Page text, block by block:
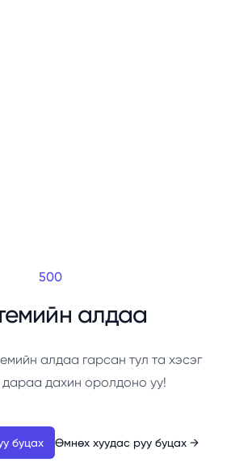
500
алдаа
алдаа гарсан тул та хэсэг
дараа дахин оролдоно уу!
буцах Өмнөх хуудас руу буцах →